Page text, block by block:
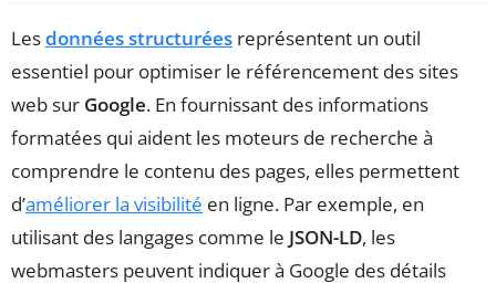
Lesdonnées structurées représentent un outil
essentiel pour optimiser le référencement des sites
web sur Google. En fournissant des informations
formatées qui aident les moteurs de recherche à
comprendre le contenu des pages, elles permettent
d’améliorer la visibilité en ligne. Par exemple, en
utilisant des langages comme le JSON-LD, les
webmasters peuvent indiquer à Google des détails